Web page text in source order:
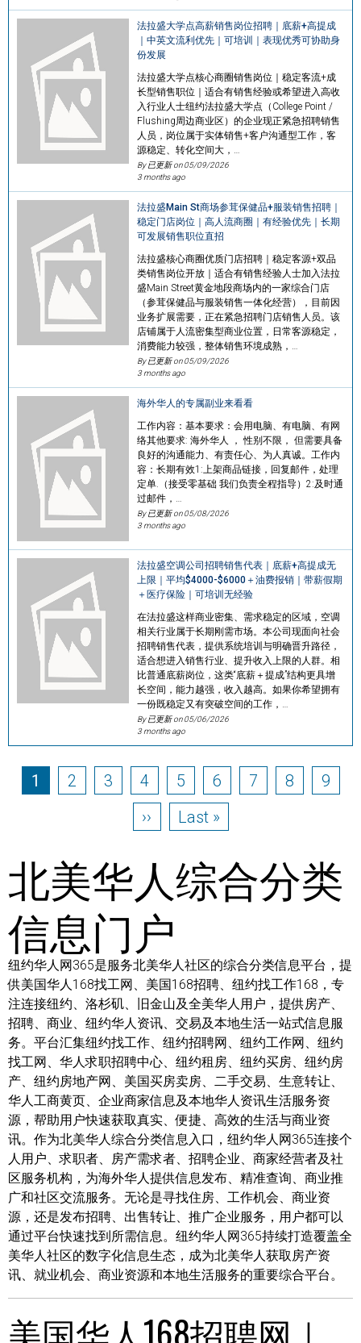
法拉盛大学点高薪销售岗位招聘｜底薪+高提成
｜中英文流利优先｜可培训｜表现优秀可协助身
份发展
法拉盛大学点核心商圈销售岗位｜稳定客流+成
长型销售职位｜适合有销售经验或希望进入高收
入行业人士纽约法拉盛大学点（College Point /
Flushing周边商业区）的企业现正紧急招聘销售
人员，岗位属于实体销售+客户沟通型工作，客
源稳定、转化空间大，…
By 已更新 on05/09/2026
3 months ago
法拉盛Main St商场参茸保健品+服装销售招聘｜
稳定门店岗位｜高人流商圈｜有经验优先｜长期
可发展销售职位直招
法拉盛核心商圈优质门店招聘｜稳定客源+双品
类销售岗位开放｜适合有销售经验人士加入法拉
盛Main Street黄金地段商场内的一家综合门店
（参茸保健品与服装销售一体化经营），目前因
业务扩展需要，正在紧急招聘门店销售人员。该
店铺属于人流密集型商业位置，日常客源稳定，
消费能力较强，整体销售环境成熟，…
By 已更新 on05/09/2026
3 months ago
海外华人的专属副业来看看
工作内容：基本要求：会用电脑、有电脑、有网
络其他要求: 海外华人 ， 性别不限， 但需要具备
良好的沟通能力、有责任心、为人真诚。工作内
容：长期有效1:上架商品链接，回复邮件，处理
定单.（接受零基础 我们负责全程指导）2:及时通
过邮件，…
By 已更新 on05/08/2026
3 months ago
法拉盛空调公司招聘销售代表｜底薪+高提成无
上限｜平均$4000-$6000＋油费报销｜带薪假期
＋医疗保险｜可培训无经验
在法拉盛这样商业密集、需求稳定的区域，空调
相关行业属于长期刚需市场。本公司现面向社会
招聘销售代表，提供系统培训与明确晋升路径，
适合想进入销售行业、提升收入上限的人群。相
比普通底薪岗位，这类“底薪＋提成”结构更具增
长空间，能力越强，收入越高。如果你希望拥有
一份既稳定又有突破空间的工作，…
By 已更新 on05/06/2026
3 months ago
Pagination
Page
1 Page
2 Page
3 Page
4 Page
5 Page
6 Page
7 Page
8 Page
9
Next page
›› Last page
Last »
北美华人综合分类
信息门户
纽约华人网365是服务北美华人社区的综合分类信息平台，提
供美国华人168找工网、美国168招聘、纽约找工作168，专
注连接纽约、洛杉矶、旧金山及全美华人用户，提供房产、
招聘、商业、纽约华人资讯、交易及本地生活一站式信息服
务。平台汇集纽约找工作、纽约招聘网、纽约工作网、纽约
找工网、华人求职招聘中心、纽约租房、纽约买房、纽约房
产、纽约房地产网、美国买房卖房、二手交易、生意转让、
华人工商黄页、企业商家信息及本地华人资讯生活服务资
源，帮助用户快速获取真实、便捷、高效的生活与商业资
讯。作为北美华人综合分类信息入口，纽约华人网365连接个
人用户、求职者、房产需求者、招聘企业、商家经营者及社
区服务机构，为海外华人提供信息发布、精准查询、商业推
广和社区交流服务。无论是寻找住房、工作机会、商业资
源，还是发布招聘、出售转让、推广企业服务，用户都可以
通过平台快速找到所需信息。纽约华人网365持续打造覆盖全
美华人社区的数字化信息生态，成为北美华人获取房产资
讯、就业机会、商业资源和本地生活服务的重要综合平台。
美国华人168招聘网｜